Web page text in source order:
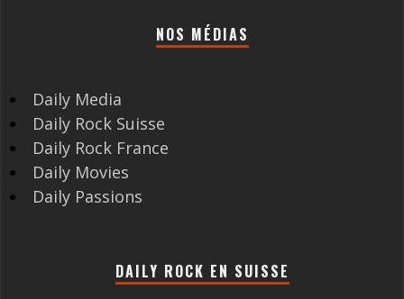
NOS MÉDIAS
Daily Media
Daily Rock Suisse
Daily Rock France
Daily Movies
Daily Passions
DAILY ROCK EN SUISSE